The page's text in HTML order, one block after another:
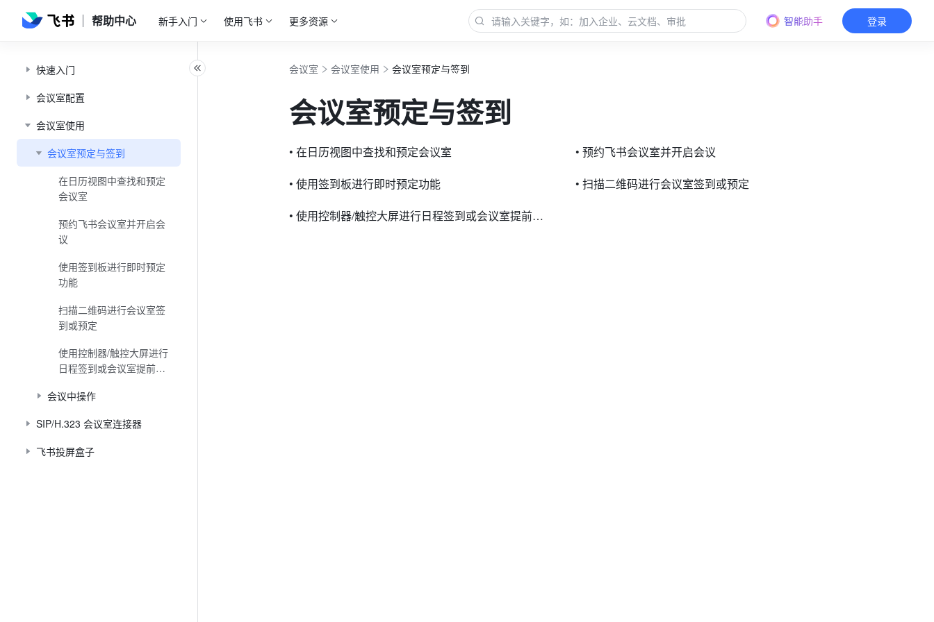
帮助中心 新手入门 使用飞书 更多资源 智能助手 登录
快速入门
会议室配置
会议室使用
会议室预定与签到
在日历视图中查找和预定
会议室
预约飞书会议室并开启会
议
使用签到板进行即时预定
功能
扫描二维码进行会议室签
到或预定
使用控制器/触控大屏进行
日程签到或会议室提前释
会议中操作
SIP/H.323 会议室连接器
飞书投屏盒子
会议室 会议室使用 会议室预定与签到
会议室预定与签到
• 在日历视图中查找和预定会议室
• 预约飞书会议室并开启会议
• 使用签到板进行即时预定功能
• 扫描二维码进行会议室签到或预定
• 使用控制器/触控大屏进行日程签到或会议室提前释放